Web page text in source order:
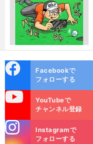
ok
Facebookで
フォローする
YouTubeで
チャンネル登録
m
Instagramで
フォローする